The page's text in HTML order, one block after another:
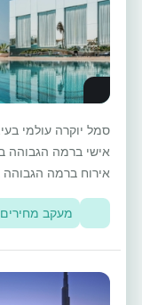
סמל יוקרה עולמי
אישי ברמה הגבוהה
אירוח ברמה הגבוהה
מעקב מחירים